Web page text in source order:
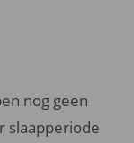
nog geen
slaapperiode